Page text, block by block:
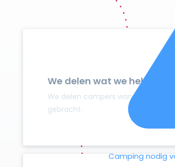
Camping nodig
We delen wat we hebben
We delen campers wanneer ze
gebracht.